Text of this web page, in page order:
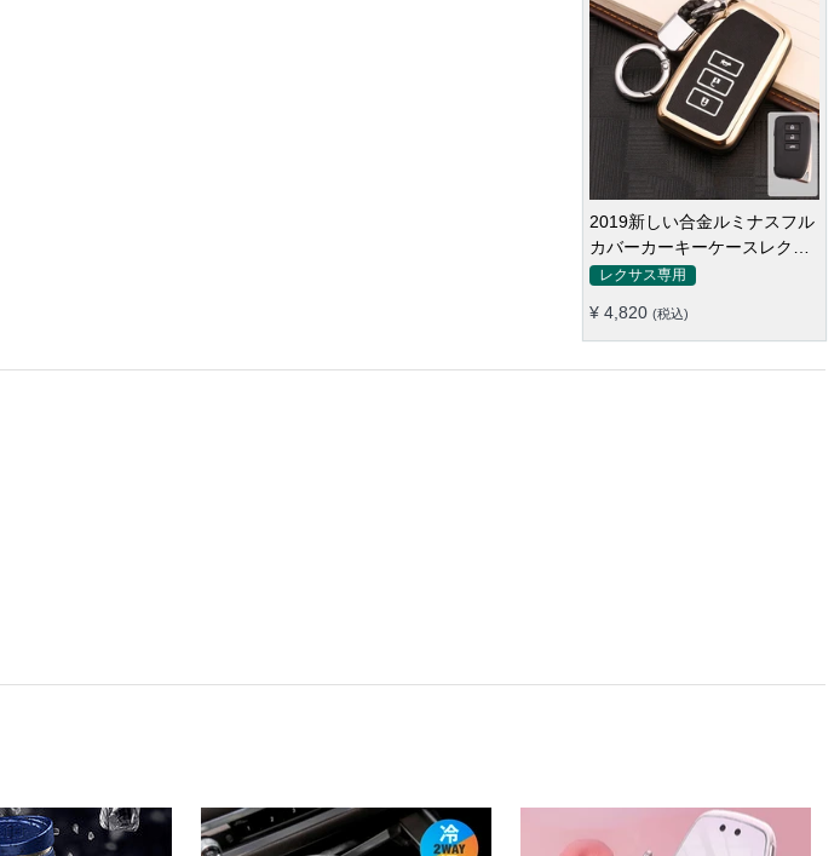
2019新しい合金ルミナスフル
カバーカーキーケースレクサ
スNXGS RX IS ES GX LX RC
ートアクセサリー
レクサス専用
¥ 4,820 (税込)